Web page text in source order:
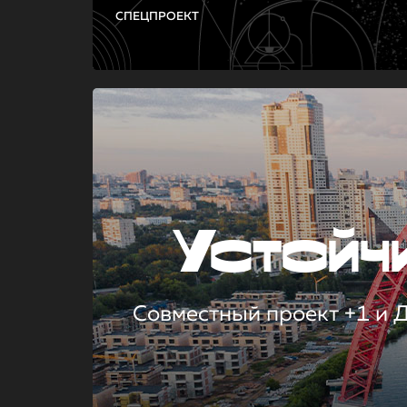
СПЕЦПРОЕКТ
Совместный проект +1 и